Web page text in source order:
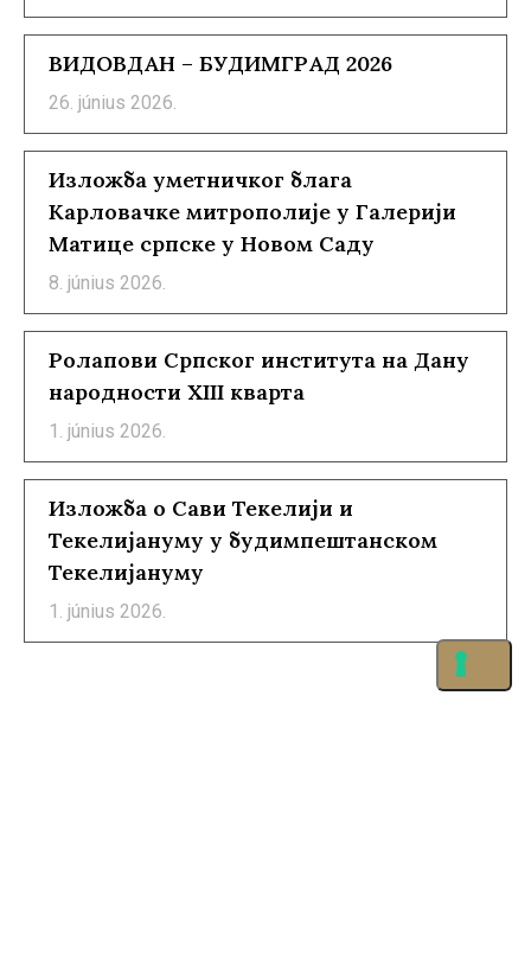
ВИДОВДАН – БУДИМГРАД 2026
26. június 2026.
Изложба уметничког блага
Карловачке митрополије у Галерији
Матице српске у Новом Саду
8. június 2026.
Ролапови Српског института на Дану
народности XIII кварта
1. június 2026.
Изложба о Сави Текелији и
Текелијануму у будимпештанском
Текелијануму
1. június 2026.